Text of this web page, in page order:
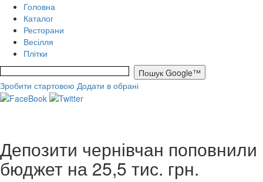
Головна
Каталог
Ресторани
Весілля
Плітки
Зробити стартовою Додати в обрані
Депозити чернівчан поповнили
бюджет на 25,5 тис. грн.